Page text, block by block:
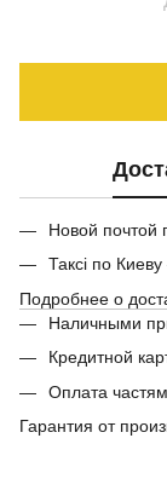
Новой почтой
Таксі по
Подробнее о
Наличными
Кредитной
Оплата
Гарантия от